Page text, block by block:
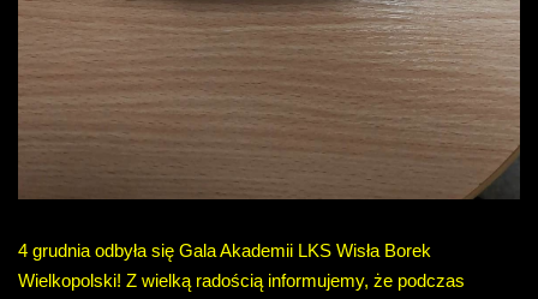
4 grudnia odbyła się Gala Akademii LKS Wisła Borek
Wielkopolski! Z wielką radością informujemy, że podczas